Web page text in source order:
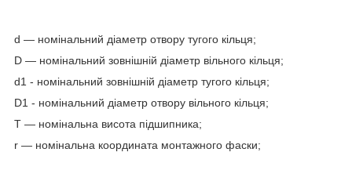
d — номінальний діаметр отвору тугого кільця;
D — номінальний зовнішній діаметр вільного кільця;
d1 - номінальний зовнішній діаметр тугого кільця;
D1 - номінальний діаметр отвору вільного кільця;
T — номінальна висота підшипника;
r — номінальна координата монтажного фаски;